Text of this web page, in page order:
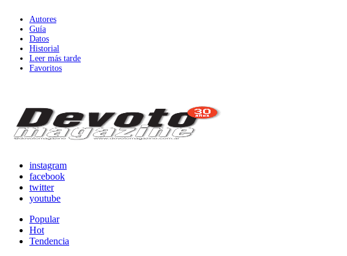
Autores
Guía
Datos
Historial
Leer más tarde
Favoritos
instagram
facebook
twitter
youtube
Popular
Hot
Tendencia